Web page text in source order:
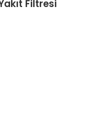
Filtresi